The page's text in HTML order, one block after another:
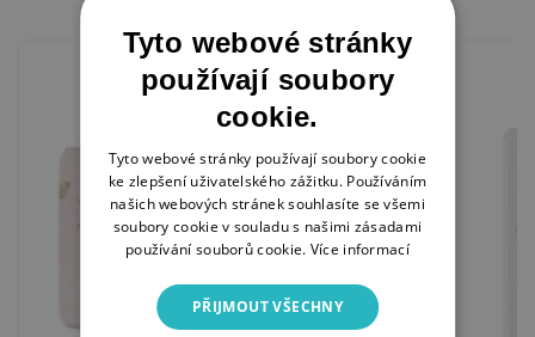
Tyto webové stránky
používají soubory
cookie.
Tyto webové stránky používají soubory cookie
ke zlepšení uživatelského zážitku. Používáním
našich webových stránek souhlasíte se všemi
soubory cookie v souladu s našimi zásadami
používání souborů cookie. Více informací
PŘIJMOUT VŠECHNY